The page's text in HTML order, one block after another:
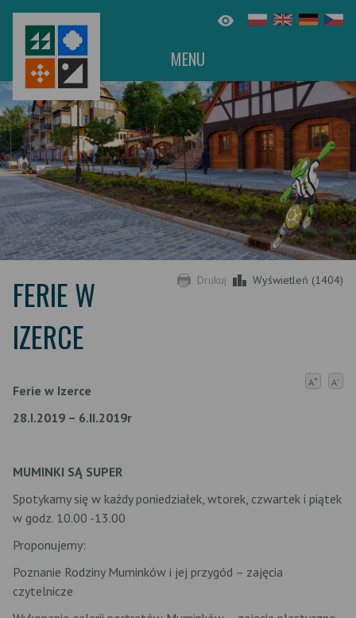
MENU
Drukuj Wyświetleń (1404)
FERIE W
IZERCE
A+ A-
Ferie w Izerce
28.I.2019 – 6.II.2019r
MUMINKI SĄ SUPER
Spotykamy się w każdy poniedziałek, wtorek, czwartek i piątek
w godz. 10.00 -13.00
Proponujemy:
Poznanie Rodziny Muminków i jej przygód – zajęcia
czytelnicze